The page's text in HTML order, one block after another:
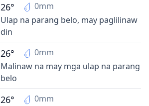
Ulap na parang belo, may paglilinaw
din
26° 0mm
Malinaw na may mga ulap na parang
belo
26° 0mm
26° 0mm